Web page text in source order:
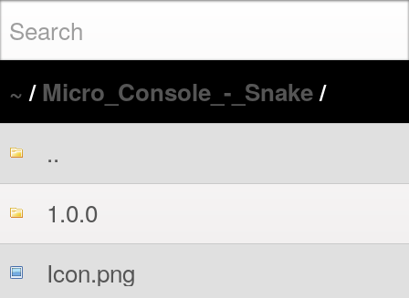
~/Micro_Console_-_Snake/
..
1.0.0
Icon.png